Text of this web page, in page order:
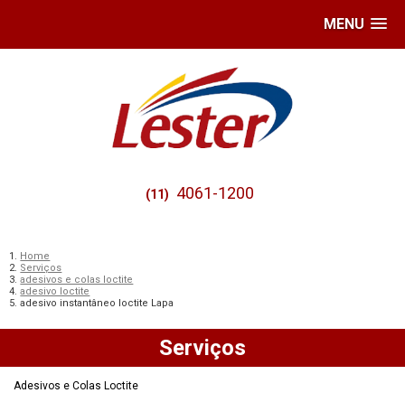
MENU
(11) 4061-1200
Home
Serviços
adesivos e colas loctite
adesivo loctite
adesivo instantâneo loctite Lapa
Serviços
Adesivos e Colas Loctite